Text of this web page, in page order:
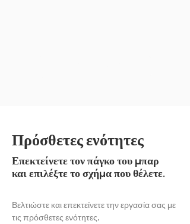
Πρόσθετες ενότητες
Επεκτείνετε τον πάγκο του μπαρ
και επιλέξτε το σχήμα που θέλετε.
Βελτιώστε και επεκτείνετε την εργασία σας με
τις πρόσθετες ενότητες.